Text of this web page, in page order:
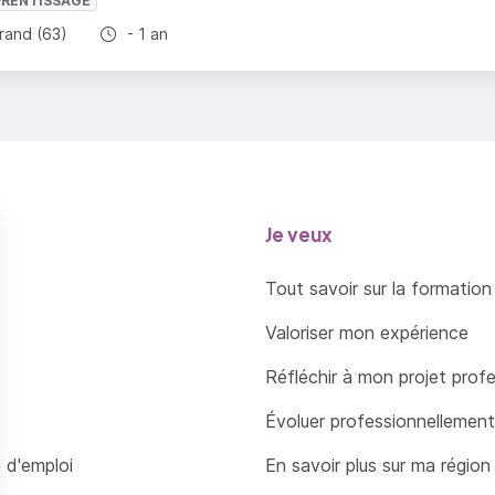
des RH (Semestre 2)
orientés : SIRH et informatique
(63) Durée totale :
- 1 an
d'emploi
Je veux
Tout savoir sur la formation
Valoriser mon expérience
Réfléchir à mon projet
Évoluer professionnellement
En savoir plus sur ma région